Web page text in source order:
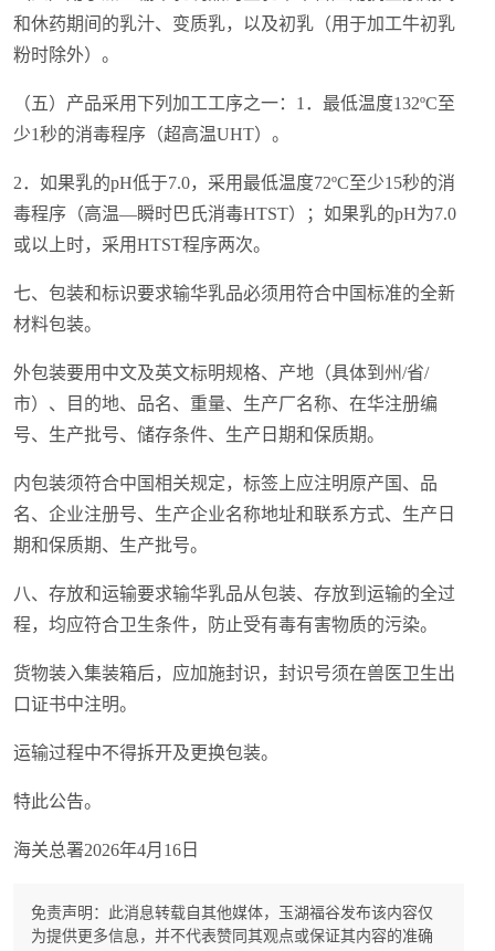
和休药期间的乳汁、变质乳，以及初乳（用于加工牛初乳
粉时除外）。
（五）产品采用下列加工工序之一：1．最低温度132ºC至
少1秒的消毒程序（超高温UHT）。
2．如果乳的pH低于7.0，采用最低温度72ºC至少15秒的消
毒程序（高温—瞬时巴氏消毒HTST）；如果乳的pH为7.0
或以上时，采用HTST程序两次。
七、包装和标识要求输华乳品必须用符合中国标准的全新
材料包装。
外包装要用中文及英文标明规格、产地（具体到州/省/
市）、目的地、品名、重量、生产厂名称、在华注册编
号、生产批号、储存条件、生产日期和保质期。
内包装须符合中国相关规定，标签上应注明原产国、品
名、企业注册号、生产企业名称地址和联系方式、生产日
期和保质期、生产批号。
八、存放和运输要求输华乳品从包装、存放到运输的全过
程，均应符合卫生条件，防止受有毒有害物质的污染。
货物装入集装箱后，应加施封识，封识号须在兽医卫生出
口证书中注明。
运输过程中不得拆开及更换包装。
特此公告。
海关总署2026年4月16日
免责声明：此消息转载自其他媒体，玉湖福谷发布该内容仅
为提供更多信息，并不代表赞同其观点或保证其内容的准确